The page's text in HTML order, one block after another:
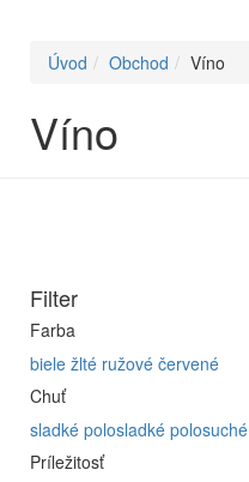
Úvod Obchod Víno
Víno
Filter
Farba
biele žlté ružové červené
Chuť
sladké polosladké polosuché
Príležitosť